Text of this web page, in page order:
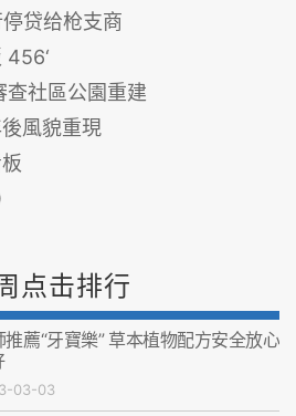
贷给枪支商
456‘
查社區公園重建
風貌重現
点击排行
推薦“牙寶樂” 草本植物配方安全放心
03-03